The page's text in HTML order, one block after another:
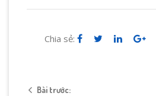
Chia sẻ:
Bài trước: